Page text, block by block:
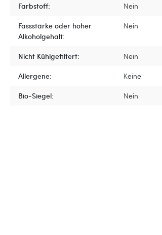
Farbstoff:
Nein
Fassstärke oder hoher
Alkoholgehalt:
Nein
Nicht Kühlgefiltert:
Nein
Allergene:
Keine
Bio-Siegel:
Nein